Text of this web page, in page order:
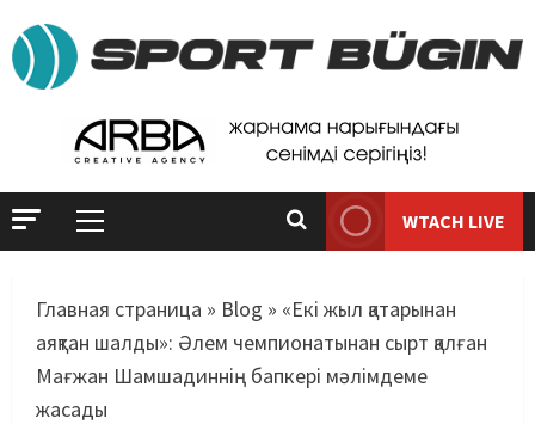
WTACH LIVE
Главная страница » Blog » «Екі жыл қатарынан
аяқтан шалды»: Әлем чемпионатынан сырт қалған
Мағжан Шамшадиннің бапкері мәлімдеме
жасады